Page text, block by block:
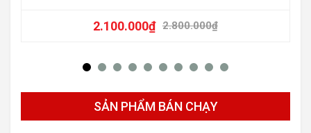
2.800.000₫
2.100.000₫
SẢN PHẨM BÁN CHẠY